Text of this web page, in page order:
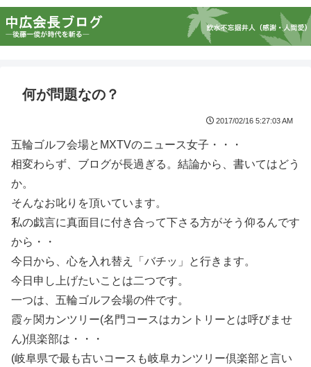
何が問題なの？
2017/02/16 5:27:03 AM
五輪ゴルフ会場とMXTVのニュース女子・・・
相変わらず、ブログが長過ぎる。結論から、書いてはどう
か。
そんなお叱りを頂いています。
私の戯言に真面目に付き合って下さる方がそう仰るんです
から・・
今日から、心を入れ替え「バチッ」と行きます。
今日申し上げたいことは二つです。
一つは、五輪ゴルフ会場の件です。
霞ヶ関カンツリー(名門コースはカントリーとは呼びませ
ん)倶楽部は・・・
(岐阜県で最も古いコースも岐阜カンツリー倶楽部と言い